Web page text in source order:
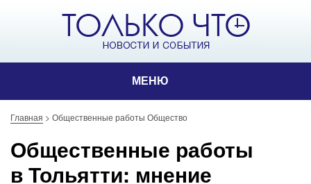
МЕНЮ
Главная > Общественные работы Общество
Общественные работы
в Тольятти: мнение